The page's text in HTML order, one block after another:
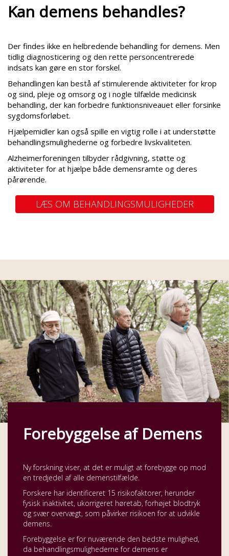
Kan demens behandles?
Der findes ikke en helbredende behandling for demens. Men
tidlig diagnosticering og den rette personcentrerede
indsats kan gøre en stor forskel.
Behandlingen kan bestå af stimulerende aktiviteter for krop
og sind, pleje og omsorg og i nogle tilfælde medicinsk
behandling, der kan forbedre funktionsniveauet eller forsinke
sygdomsforløbet.
Hjælpemidler kan også spille en vigtig rolle i at understøtte
behandlingsmulighederne og forbedre livskvaliteten.
Alzheimerforeningen tilbyder rådgivning, støtte og
aktiviteter for at hjælpe både demensramte og deres
pårørende.
LÆS OM BEHANDLINGSMULIGHEDER
Forebyggelse af Demens
Ny forskning viser, at det er muligt at forebygge op mod
en tredjedel af alle demenstilfælde.
Forskere har identificeret 15 risikofaktorer, herunder
fysisk inaktivitet, ukorrigeret høretab, forhøjet blodtryk
og svær overvægt, som påvirker risikoen for at udvikle
demens.
Forebyggelse er for nuværende den bedste mulighed,
da behandlingsmulighederne for demens er